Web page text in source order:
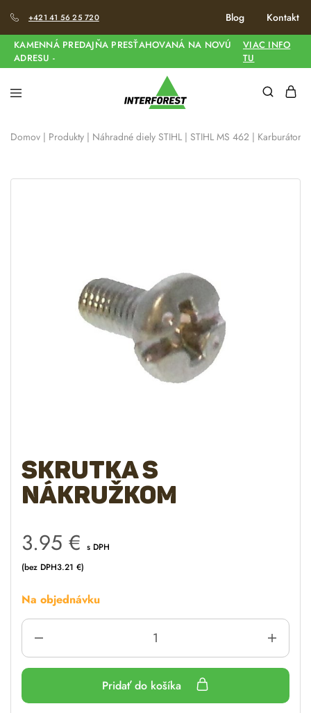
+421 41 56 25 720 Blog Kontakt
KAMENNÁ PREDAJŇA PRESŤAHOVANÁ NA NOVÚ
ADRESU -
VIAC INFO
TU
Domov | Produkty | Náhradné diely STIHL | STIHL MS 462 | Karburátor
Skrutka s
nákružkom
3.95 € s DPH
(bez DPH3.21 €)
Na objednávku
Pridať do košíka